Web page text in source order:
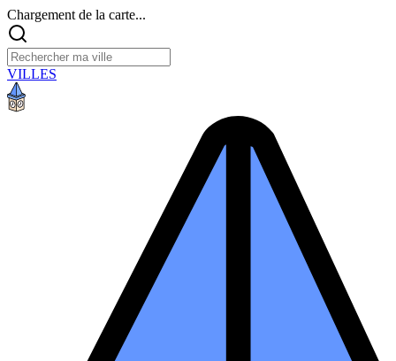
Chargement de la carte...
VILLES